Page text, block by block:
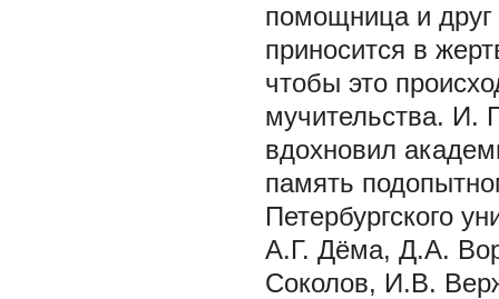
помощница и друг
приносится в
чтобы это
мучительства. И.
вдохновил
память
Петербургского
А.Г. Дёма, Д.А.
Соколов, И.В.